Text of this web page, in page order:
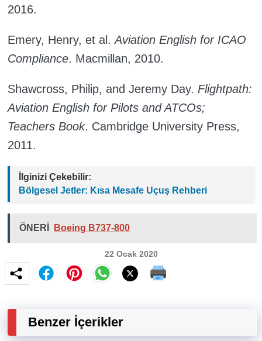
2016.
Emery, Henry, et al.Aviation English for ICAO
Compliance. Macmillan, 2010.
Shawcross, Philip, and Jeremy Day. Flightpath:
Aviation English for Pilots and ATCOs;
Teachers Book. Cambridge University Press,
2011.
İlginizi Çekebilir:
Bölgesel Jetler: Kısa Mesafe Uçuş Rehberi
ÖNERİ Boeing B737-800
22 Ocak 2020
Benzer İçerikler